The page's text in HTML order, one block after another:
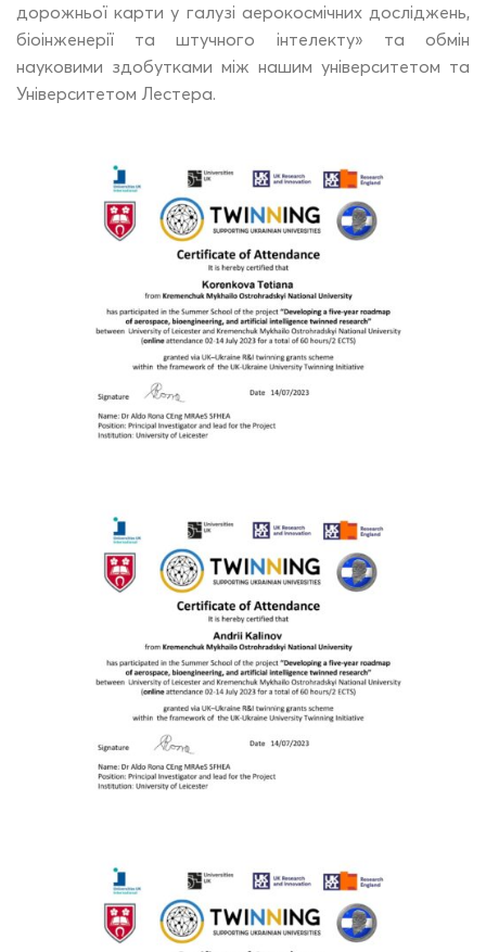
дорожньої карти у галузі аерокосмічних досліджень,
біоінженерії та штучного інтелекту» та обмін
науковими здобутками між нашим університетом та
Університетом Лестера.